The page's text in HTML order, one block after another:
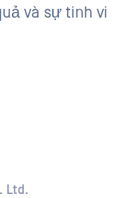
và sự tinh vi
Ltd.